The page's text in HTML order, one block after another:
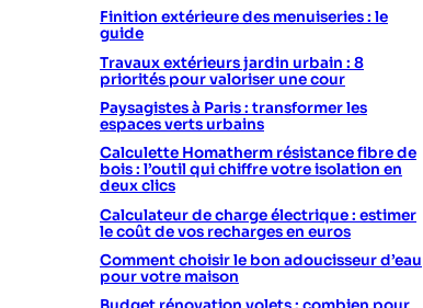
Finition extérieure des menuiseries : le
guide
Travaux extérieurs jardin urbain : 8
priorités pour valoriser une cour
Paysagistes à Paris : transformer les
espaces verts urbains
Calculette Homatherm résistance fibre de
bois : l’outil qui chiffre votre isolation en
deux clics
Calculateur de charge électrique : estimer
le coût de vos recharges en euros
Comment choisir le bon adoucisseur d’eau
pour votre maison